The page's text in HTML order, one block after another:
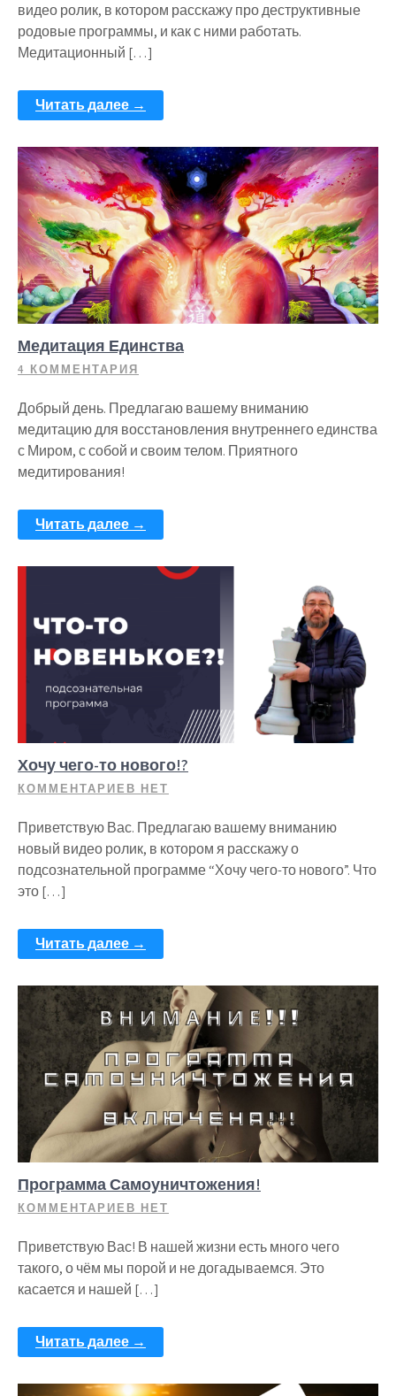
видео ролик, в котором расскажу про деструктивные
родовые программы, и как с ними работать.
Медитационный […]
Читать далее →
Медитация Единства
4 КОММЕНТАРИЯ
Добрый день. Предлагаю вашему вниманию
медитацию для восстановления внутреннего единства
с Миром, с собой и своим телом. Приятного
медитирования!
Читать далее →
Хочу чего-то нового!?
КОММЕНТАРИЕВ НЕТ
Приветствую Вас. Предлагаю вашему вниманию
новый видео ролик, в котором я расскажу о
подсознательной программе “Хочу чего-то нового”. Что
это […]
Читать далее →
Программа Самоуничтожения!
КОММЕНТАРИЕВ НЕТ
Приветствую Вас! В нашей жизни есть много чего
такого, о чём мы порой и не догадываемся. Это
касается и нашей […]
Читать далее →